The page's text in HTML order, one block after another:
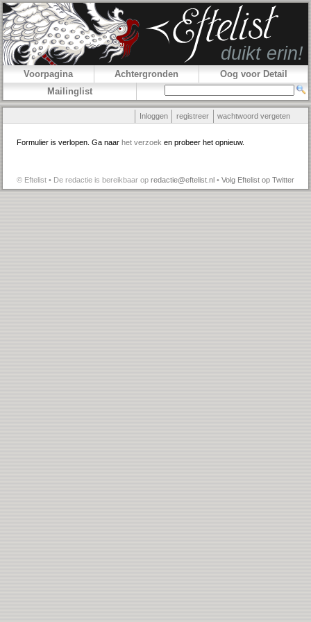
Voorpagina Achtergronden
Oog voor Detail
Mailinglist
Inloggen registreer wachtwoord vergeten
Formulier is verlopen. Ga naar het verzoek en probeer het opnieuw.
© Eftelist • De redactie is bereikbaar op redactie@eftelist.nl • Volg Eftelist op Twitter